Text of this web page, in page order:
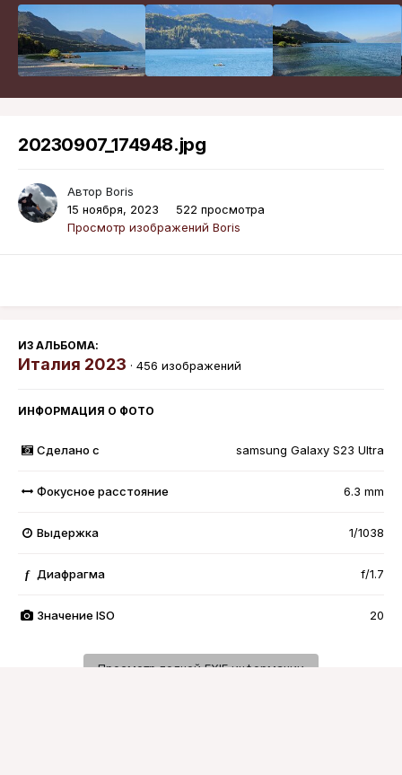
20230907_174948.jpg
Автор Boris
15 ноября, 2023
522 просмотра
Просмотр изображений Boris
ИЗ АЛЬБОМА:
Италия 2023 · 456 изображений
ИНФОРМАЦИЯ О ФОТО
Сделано с samsung Galaxy S23 Ultra
Фокусное расстояние 6.3 mm
Выдержка 1/1038
f Диафрагма f/1.7
Значение ISO 20
Просмотр полной EXIF информации